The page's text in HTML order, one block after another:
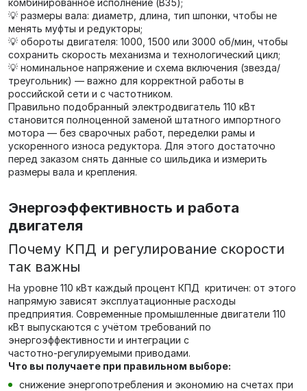
комбинированное исполнение (B35);
💡 размеры вала: диаметр, длина, тип шпонки, чтобы не
менять муфты и редукторы;
💡 обороты двигателя: 1000, 1500 или 3000 об/мин, чтобы
сохранить скорость механизма и технологический цикл;
💡 номинальное напряжение и схема включения (звезда/
треугольник) — важно для корректной работы в
российской сети и с частотником.
Правильно подобранный электродвигатель 110 кВт
становится полноценной заменой штатного импортного
мотора — без сварочных работ, переделки рамы и
ускоренного износа редуктора. Для этого достаточно
перед заказом снять данные со шильдика и измерить
размеры вала и крепления.
Энергоэффективность и работа
двигателя
Почему КПД и регулирование скорости
так важны
На уровне 110 кВт каждый процент КПД критичен: от этого
напрямую зависят эксплуатационные расходы
предприятия. Современные промышленные двигатели 110
кВт выпускаются с учётом требований по
энергоэффективности и интеграции с
частотно‑регулируемыми приводами.
Что вы получаете при правильном выборе:
снижение энергопотребления и экономию на счетах при